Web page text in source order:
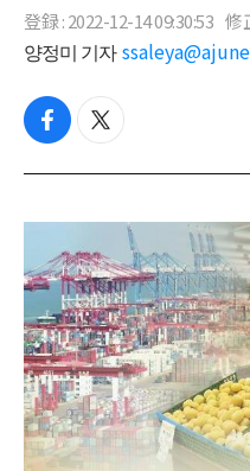
登録 : 2022-12-14 09:30:53 修
양정미 기자
f
c
b
o
k
t
i
t
r